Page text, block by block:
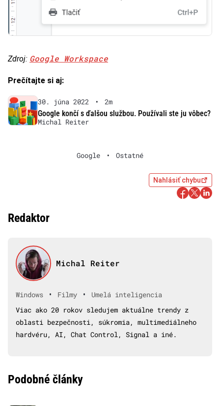
Zdroj: Google Workspace
Prečítajte si aj:
30. júna 2022 •
2m
Google končí s ďalšou službou. Používali ste ju vôbec?
Michal Reiter
Google • Ostatné
Nahlásiť chybu
Redaktor
Michal Reiter
Windows • Filmy •
Umelá inteligencia
Viac ako 20 rokov sledujem aktuálne trendy z
oblasti bezpečnosti, súkromia, multimediálneho
hardvéru, AI, Chat Control, Signal a iné.
Podobné články